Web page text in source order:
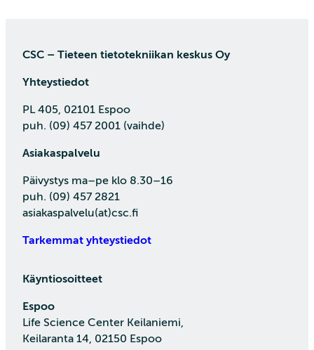
CSC – Tieteen tietotekniikan keskus Oy
Yhteystiedot
PL 405, 02101 Espoo
puh. (09) 457 2001 (vaihde)
Asiakaspalvelu
Päivystys ma–pe klo 8.30–16
puh. (09) 457 2821
asiakaspalvelu(at)csc.fi
Tarkemmat yhteystiedot
Käyntiosoitteet
Espoo
Life Science Center Keilaniemi,
Keilaranta 14, 02150 Espoo